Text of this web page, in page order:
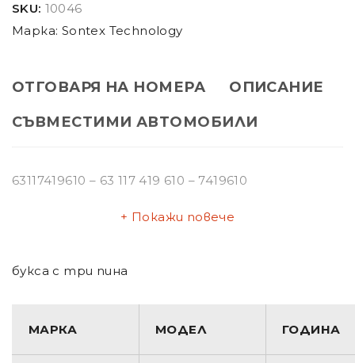
SKU: 10046
Марка: Sontex Technology
ОТГОВАРЯ НА НОМЕРА
ОПИСАНИЕ
СЪВМЕСТИМИ АВТОМОБИЛИ
63117419610 – 63 117 419 610 – 7419610
Покажи повече
букса с три пина
МАРКА МОДЕЛ ГОДИНА